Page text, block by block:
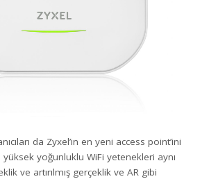
da Zyxel’in en yeni access point’ini
yoğunluklu WiFi yetenekleri aynı
ve artırılmış gerçeklik ve AR gibi